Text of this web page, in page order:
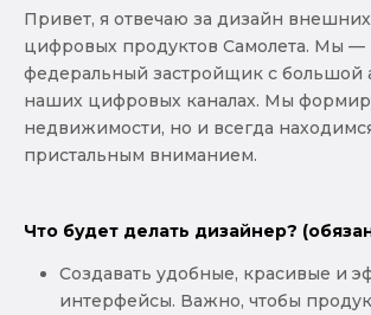
Привет, я отвечаю за дизайн
цифровых продуктов Самолета. Мы
федеральный застройщик с большой
наших цифровых каналах. Мы
недвижимости, но и всегда
пристальным вниманием.
Что будет делать дизайнер?
Создавать удобные, красивые и
интерфейсы. Важно, чтобы